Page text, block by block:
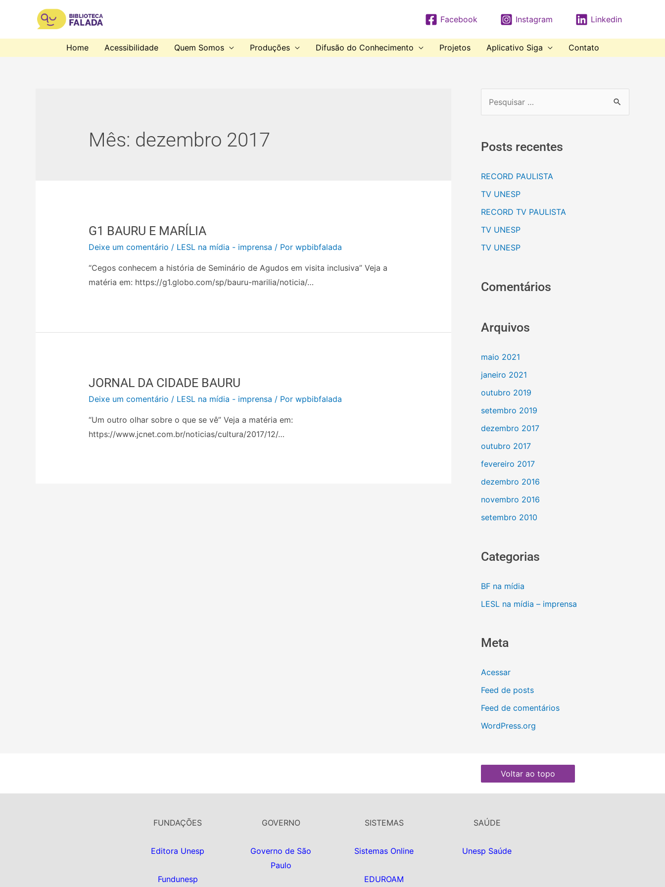
Facebook Instagram Linkedin
Home Acessibilidade Quem Somos Produções Difusão do Conhecimento Projetos Aplicativo Siga Contato
Mês: dezembro 2017
G1 BAURU E MARÍLIA
Deixe um comentário / LESL na mídia - imprensa / Por wpbibfalada
“Cegos conhecem a história de Seminário de Agudos em visita inclusiva” Veja a
matéria em: https://g1.globo.com/sp/bauru-marilia/noticia/…
JORNAL DA CIDADE BAURU
Deixe um comentário / LESL na mídia - imprensa / Por wpbibfalada
“Um outro olhar sobre o que se vê” Veja a matéria em:
https://www.jcnet.com.br/noticias/cultura/2017/12/…
Posts recentes
RECORD PAULISTA
TV UNESP
RECORD TV PAULISTA
TV UNESP
TV UNESP
Comentários
Arquivos
maio 2021
janeiro 2021
outubro 2019
setembro 2019
dezembro 2017
outubro 2017
fevereiro 2017
dezembro 2016
novembro 2016
setembro 2010
Categorias
BF na mídia
LESL na mídia – imprensa
Meta
Acessar
Feed de posts
Feed de comentários
WordPress.org
Voltar ao topo
FUNDAÇÕES
Editora Unesp
Fundunesp
GOVERNO
Governo de São
Paulo
SISTEMAS
Sistemas Online
EDUROAM
SAÚDE
Unesp Saúde